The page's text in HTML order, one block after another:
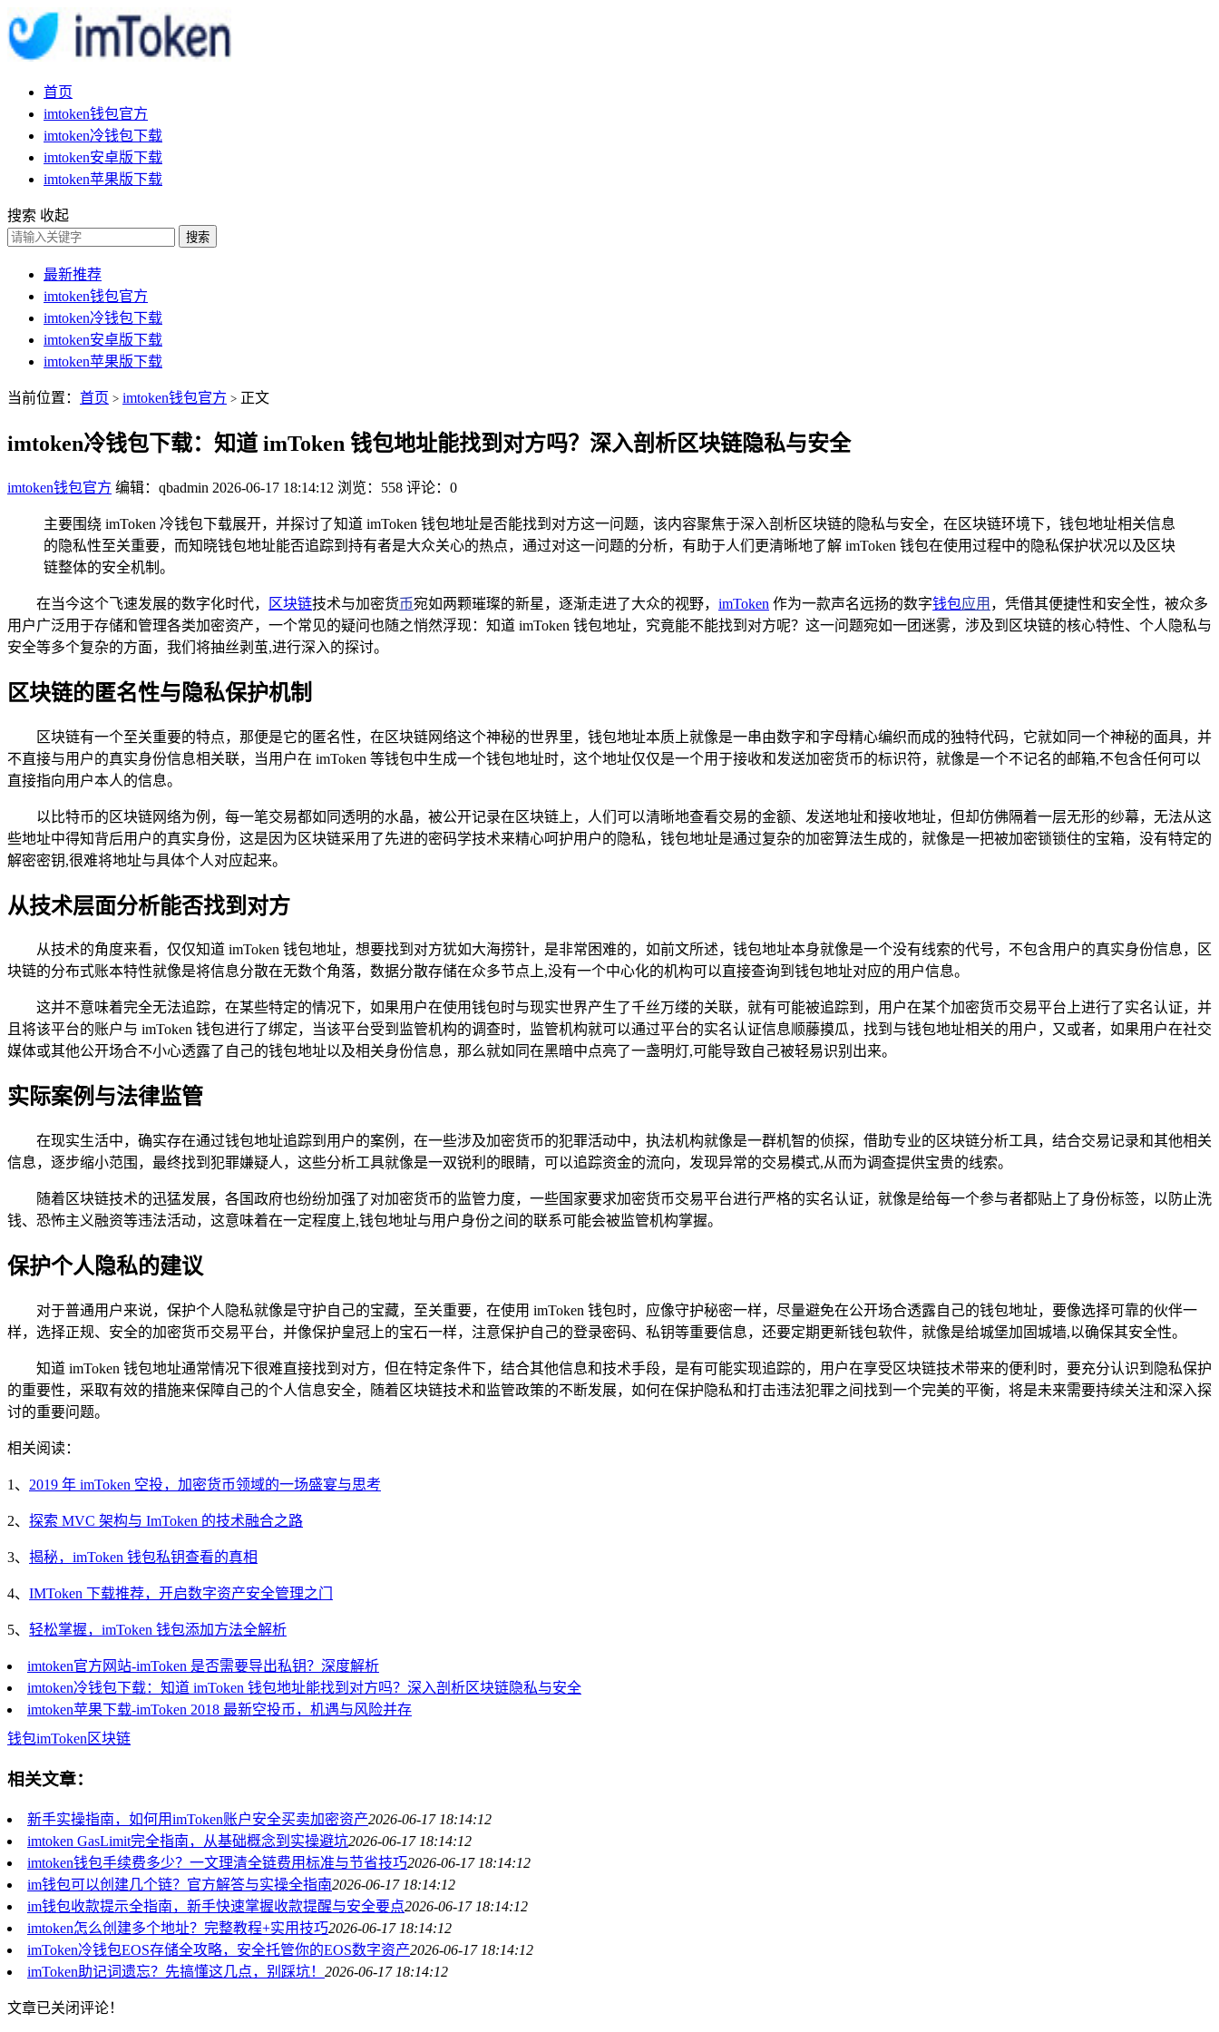
首页
imtoken钱包官方
imtoken冷钱包下载
imtoken安卓版下载
imtoken苹果版下载
搜索 收起
搜索
最新推荐
imtoken钱包官方
imtoken冷钱包下载
imtoken安卓版下载
imtoken苹果版下载
当前位置： 首页 > imtoken钱包官方 > 正文
imtoken冷钱包下载：知道 imToken 钱包地址能找到对方吗？深入剖析区块链隐私与安全
imtoken钱包官方 编辑：qbadmin 2026-06-17 18:14:12 浏览：558 评论：0
主要围绕 imToken 冷钱包下载展开，并探讨了知道 imToken 钱包地址是否能找到对方这一问题，该内容聚焦于深入剖析区块链的隐私与安全，在区块链环境下，钱包地址相关信息
的隐私性至关重要，而知晓钱包地址能否追踪到持有者是大众关心的热点，通过对这一问题的分析，有助于人们更清晰地了解 imToken 钱包在使用过程中的隐私保护状况以及区块
链整体的安全机制。
在当今这个飞速发展的数字化时代， 区块链技术与加密货币宛如两颗璀璨的新星，逐渐走进了大众的视野， imToken 作为一款声名远扬的数字钱包应用 ，凭借其便捷性和安全性，被众多
用户广泛用于存储和管理各类加密资产，一个常见的疑问也随之悄然浮现：知道 imToken 钱包地址，究竟能不能找到对方呢？这一问题宛如一团迷雾，涉及到区块链的核心特性、个人隐私与
安全等多个复杂的方面，我们将抽丝剥茧,进行深入的探讨。
区块链的匿名性与隐私保护机制
区块链有一个至关重要的特点，那便是它的匿名性，在区块链网络这个神秘的世界里，钱包地址本质上就像是一串由数字和字母精心编织而成的独特代码，它就如同一个神秘的面具，并
不直接与用户的真实身份信息相关联，当用户在 imToken 等钱包中生成一个钱包地址时，这个地址仅仅是一个用于接收和发送加密货币的标识符，就像是一个不记名的邮箱,不包含任何可以
直接指向用户本人的信息。
以比特币的区块链网络为例，每一笔交易都如同透明的水晶，被公开记录在区块链上，人们可以清晰地查看交易的金额、发送地址和接收地址，但却仿佛隔着一层无形的纱幕，无法从这
些地址中得知背后用户的真实身份，这是因为区块链采用了先进的密码学技术来精心呵护用户的隐私，钱包地址是通过复杂的加密算法生成的，就像是一把被加密锁锁住的宝箱，没有特定的
解密密钥,很难将地址与具体个人对应起来。
从技术层面分析能否找到对方
从技术的角度来看，仅仅知道 imToken 钱包地址，想要找到对方犹如大海捞针，是非常困难的，如前文所述，钱包地址本身就像是一个没有线索的代号，不包含用户的真实身份信息，区
块链的分布式账本特性就像是将信息分散在无数个角落，数据分散存储在众多节点上,没有一个中心化的机构可以直接查询到钱包地址对应的用户信息。
这并不意味着完全无法追踪，在某些特定的情况下，如果用户在使用钱包时与现实世界产生了千丝万缕的关联，就有可能被追踪到，用户在某个加密货币交易平台上进行了实名认证，并
且将该平台的账户与 imToken 钱包进行了绑定，当该平台受到监管机构的调查时，监管机构就可以通过平台的实名认证信息顺藤摸瓜，找到与钱包地址相关的用户，又或者，如果用户在社交
媒体或其他公开场合不小心透露了自己的钱包地址以及相关身份信息，那么就如同在黑暗中点亮了一盏明灯,可能导致自己被轻易识别出来。
实际案例与法律监管
在现实生活中，确实存在通过钱包地址追踪到用户的案例，在一些涉及加密货币的犯罪活动中，执法机构就像是一群机智的侦探，借助专业的区块链分析工具，结合交易记录和其他相关
信息，逐步缩小范围，最终找到犯罪嫌疑人，这些分析工具就像是一双锐利的眼睛，可以追踪资金的流向，发现异常的交易模式,从而为调查提供宝贵的线索。
随着区块链技术的迅猛发展，各国政府也纷纷加强了对加密货币的监管力度，一些国家要求加密货币交易平台进行严格的实名认证，就像是给每一个参与者都贴上了身份标签，以防止洗
钱、恐怖主义融资等违法活动，这意味着在一定程度上,钱包地址与用户身份之间的联系可能会被监管机构掌握。
保护个人隐私的建议
对于普通用户来说，保护个人隐私就像是守护自己的宝藏，至关重要，在使用 imToken 钱包时，应像守护秘密一样，尽量避免在公开场合透露自己的钱包地址，要像选择可靠的伙伴一
样，选择正规、安全的加密货币交易平台，并像保护皇冠上的宝石一样，注意保护自己的登录密码、私钥等重要信息，还要定期更新钱包软件，就像是给城堡加固城墙,以确保其安全性。
知道 imToken 钱包地址通常情况下很难直接找到对方，但在特定条件下，结合其他信息和技术手段，是有可能实现追踪的，用户在享受区块链技术带来的便利时，要充分认识到隐私保护
的重要性，采取有效的措施来保障自己的个人信息安全，随着区块链技术和监管政策的不断发展，如何在保护隐私和打击违法犯罪之间找到一个完美的平衡，将是未来需要持续关注和深入探
讨的重要问题。
相关阅读：
1、 2019 年 imToken 空投，加密货币领域的一场盛宴与思考
2、 探索 MVC 架构与 ImToken 的技术融合之路
3、 揭秘，imToken 钱包私钥查看的真相
4、 IMToken 下载推荐，开启数字资产安全管理之门
5、 轻松掌握，imToken 钱包添加方法全解析
imtoken官方网站-imToken 是否需要导出私钥？深度解析
imtoken冷钱包下载：知道 imToken 钱包地址能找到对方吗？深入剖析区块链隐私与安全
imtoken苹果下载-imToken 2018 最新空投币，机遇与风险并存
钱包imToken 区块链
相关文章：
新手实操指南，如何用imToken账户安全买卖加密资产2026-06-17 18:14:12
imtoken GasLimit完全指南，从基础概念到实操避坑2026-06-17 18:14:12
imtoken钱包手续费多少？一文理清全链费用标准与节省技巧2026-06-17 18:14:12
im钱包可以创建几个链？官方解答与实操全指南2026-06-17 18:14:12
im钱包收款提示全指南，新手快速掌握收款提醒与安全要点2026-06-17 18:14:12
imtoken怎么创建多个地址？完整教程+实用技巧2026-06-17 18:14:12
imToken冷钱包EOS存储全攻略，安全托管你的EOS数字资产2026-06-17 18:14:12
imToken助记词遗忘？先搞懂这几点，别踩坑！ 2026-06-17 18:14:12
文章已关闭评论！